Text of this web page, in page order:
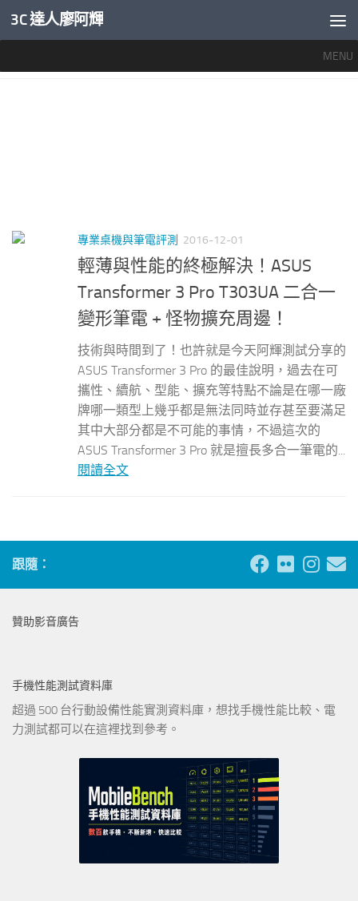
內文下方
3C 達人廖阿輝
MENU
專業桌機與筆電評測 2016-12-01
輕薄與性能的終極解決！ASUS
Transformer 3 Pro T303UA 二合一
變形筆電 + 怪物擴充周邊！
技術與時間到了！也許就是今天阿輝測試分享的
ASUS Transformer 3 Pro 的最佳說明，過去在可
攜性、續航、型能、擴充等特點不論是在哪一廠
牌哪一類型上幾乎都是無法同時並存甚至要滿足
其中大部分都是不可能的事情，不過這次的
ASUS Transformer 3 Pro 就是擅長多合一筆電的...
閱讀全文
跟隨：
贊助影音廣告
手機性能測試資料庫
超過 500 台行動設備性能實測資料庫，想找手機性能比較、電
力測試都可以在這裡找到參考。